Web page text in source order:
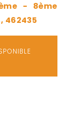
- 8ème
462435